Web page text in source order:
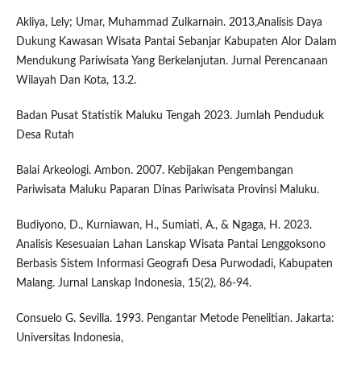
Akliya, Lely; Umar, Muhammad Zulkarnain. 2013,Analisis Daya
Dukung Kawasan Wisata Pantai Sebanjar Kabupaten Alor Dalam
Mendukung Pariwisata Yang Berkelanjutan. Jurnal Perencanaan
Wilayah Dan Kota, 13.2.
Badan Pusat Statistik Maluku Tengah 2023. Jumlah Penduduk
Desa Rutah
Balai Arkeologi. Ambon. 2007. Kebijakan Pengembangan
Pariwisata Maluku Paparan Dinas Pariwisata Provinsi Maluku.
Budiyono, D., Kurniawan, H., Sumiati, A., & Ngaga, H. 2023.
Analisis Kesesuaian Lahan Lanskap Wisata Pantai Lenggoksono
Berbasis Sistem Informasi Geografi Desa Purwodadi, Kabupaten
Malang. Jurnal Lanskap Indonesia, 15(2), 86-94.
Consuelo G. Sevilla. 1993. Pengantar Metode Penelitian. Jakarta:
Universitas Indonesia,